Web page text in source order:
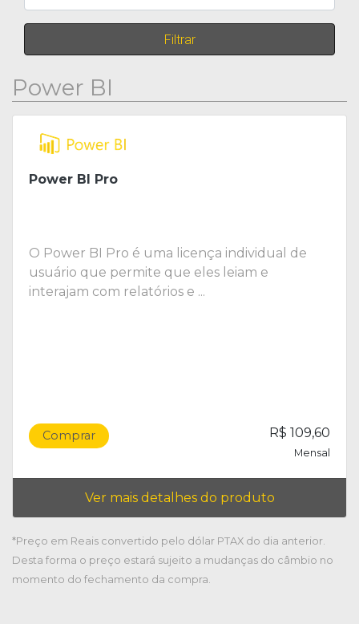
Filtrar
Power BI
Power BI Pro
O Power BI Pro é uma licença individual de
usuário que permite que eles leiam e
interajam com relatórios e ...
Comprar R$ 109,60
Mensal
Ver mais detalhes do produto
*Preço em Reais convertido pelo dólar PTAX do dia anterior.
Desta forma o preço estará sujeito a mudanças do câmbio no
momento do fechamento da compra.